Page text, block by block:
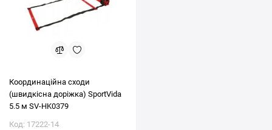
Координаційна сходи
(швидкісна доріжка) SportVida
5.5 м SV-HK0379
Код: 17222-14